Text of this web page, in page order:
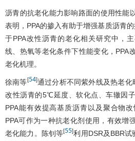
沥青的抗老化能力影响路面的使用性能
表明，PPA的掺入有助于增强基质沥青
于PPA改性沥青的老化相关研究中，
线、热氧等老化条件下性能变化，PPA
老化机理。
徐南等[54]通过分析不同紫外线及热老化
改性沥青的5℃延度、软化点、车辙因
PPA能有效提高基质沥青以及聚合物
PPA可作为一种抗老化剂使用，有效增
老化能力。陈钊等[55]利用DSR及BBR试